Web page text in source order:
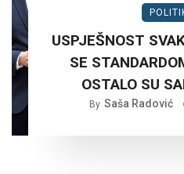
USPJEŠNOST
SE
OSTALO SU
By Saša Radović